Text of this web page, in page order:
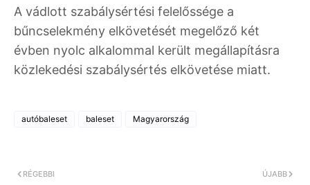
A vádlott szabálysértési felelőssége a
bűncselekmény elkövetését megelőző két
évben nyolc alkalommal került megállapításra
közlekedési szabálysértés elkövetése miatt.
autóbaleset baleset Magyarország
ÚJABB
RÉGEBBI